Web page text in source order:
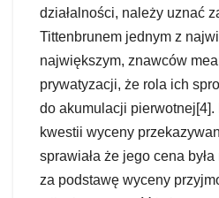
działalności, należy uznać
Tittenbrunem jednym z
największym, znawców
prywatyzacji, że rola ich
do akumulacji
kwestii wyceny
sprawiała że jego cena
za podstawę wyceny